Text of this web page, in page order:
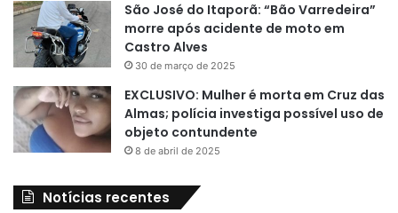
São José do Itaporã: “Bão Varredeira”
morre após acidente de moto em
Castro Alves
30 de março de 2025
EXCLUSIVO: Mulher é morta em Cruz das
Almas; polícia investiga possível uso de
objeto contundente
8 de abril de 2025
Notícias recentes